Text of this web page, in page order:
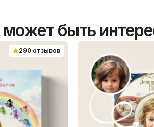
быть
290 отзывов